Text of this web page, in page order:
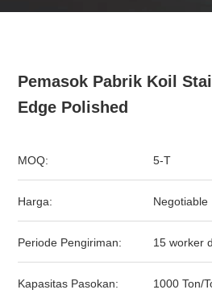
Pemasok Pabrik Koil
Edge Polished
MOQ: 5-T
Harga: Negotiable
Periode Pengiriman: 15 worker
Kapasitas Pasokan: 1000 Ton/